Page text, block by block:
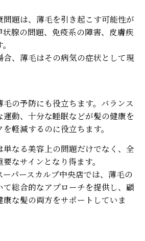
題は、薄毛を引き起こす可能性が
状腺の問題、免疫系の障害、皮膚疾
合、薄毛はその病気の症状として現
の予防にも役立ちます。バランス
運動、十分な睡眠などが髪の健康を
軽減するのに役立ちます。
なる美容上の問題だけでなく、全
なサインとなり得ます。
パースカルプ中央店では、薄毛の
総合的なアプローチを提供し、顧
な髪の両方をサポートしていま